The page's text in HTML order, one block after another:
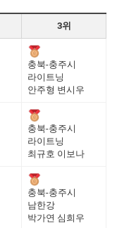
3위
충북-충주시
라이트닝
안주형 변시우
충북-충주시
라이트닝
최규호 이보나
충북-충주시
남한강
박가연 심희우